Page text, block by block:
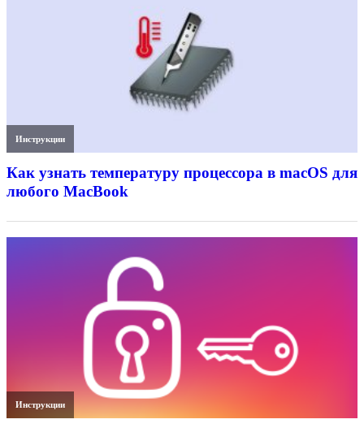
Инструкции
Как узнать температуру процессора в macOS для
любого MacBook
Инструкции